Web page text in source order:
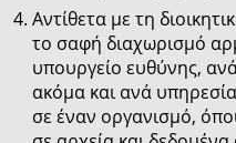
Αντίθετα με τη
το σαφή διαχωρισμό
υπουργείο ευθύνης,
ακόμα και ανά
σε έναν οργανισμό,